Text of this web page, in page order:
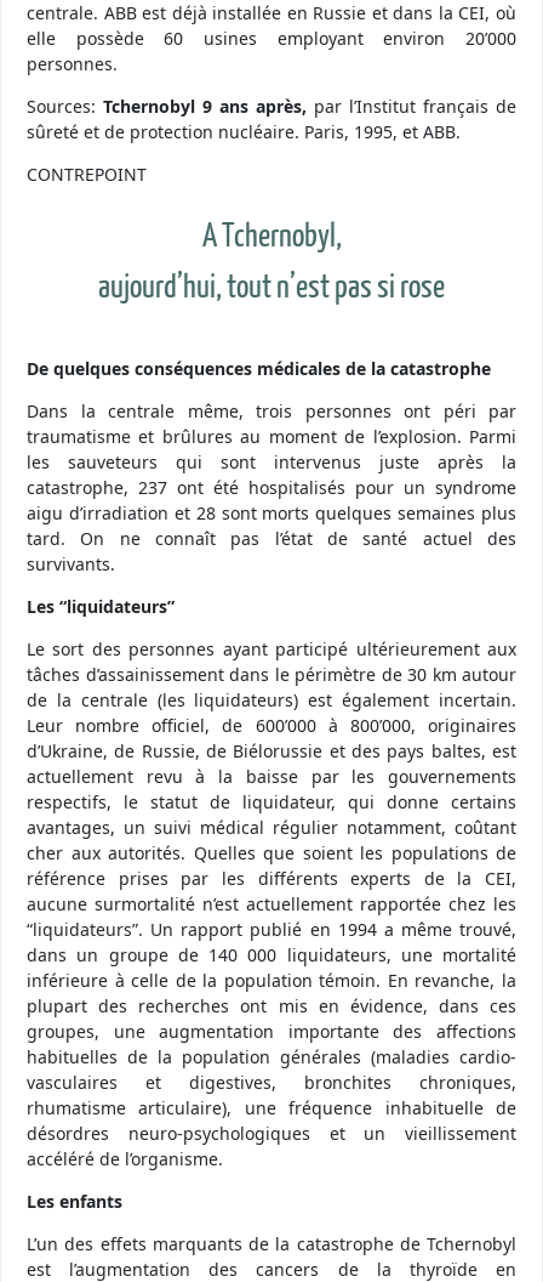
centrale. ABB est déjà installée en Russie et dans la CEI, où
elle possède 60 usines employant environ 20’000
personnes.
Sources: Tchernobyl 9 ans après, par l’Institut français de
sûreté et de protection nucléaire. Paris, 1995, et ABB.
CONTREPOINT
A Tchernobyl,
aujourd’hui, tout n’est pas si rose
De quelques conséquences médicales de la catastrophe
Dans la centrale même, trois personnes ont péri par
traumatisme et brûlures au moment de l’explosion. Parmi
les sauveteurs qui sont intervenus juste après la
catastrophe, 237 ont été hospitalisés pour un syndrome
aigu d’irradiation et 28 sont morts quelques semaines plus
tard. On ne connaît pas l’état de santé actuel des
survivants.
Les “liquidateurs”
Le sort des personnes ayant participé ultérieurement aux
tâches d’assainissement dans le périmètre de 30 km autour
de la centrale (les liquidateurs) est également incertain.
Leur nombre officiel, de 600’000 à 800’000, originaires
d’Ukraine, de Russie, de Biélorussie et des pays baltes, est
actuellement revu à la baisse par les gouvernements
respectifs, le statut de liquidateur, qui donne certains
avantages, un suivi médical régulier notamment, coûtant
cher aux autorités. Quelles que soient les populations de
référence prises par les différents experts de la CEI,
aucune surmortalité n’est actuellement rapportée chez les
“liquidateurs”. Un rapport publié en 1994 a même trouvé,
dans un groupe de 140 000 liquidateurs, une mortalité
inférieure à celle de la population témoin. En revanche, la
plupart des recherches ont mis en évidence, dans ces
groupes, une augmentation importante des affections
habituelles de la population générales (maladies cardio-
vasculaires et digestives, bronchites chroniques,
rhumatisme articulaire), une fréquence inhabituelle de
désordres neuro-psychologiques et un vieillissement
accéléré de l’organisme.
Les enfants
L’un des effets marquants de la catastrophe de Tchernobyl
est l’augmentation des cancers de la thyroïde en